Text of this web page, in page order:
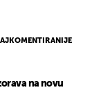
na novu